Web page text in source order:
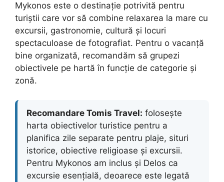
Mykonos este o destinație potrivită pentru
turiștii care vor să combine relaxarea la mare cu
excursii, gastronomie, cultură și locuri
spectaculoase de fotografiat. Pentru o vacanță
bine organizată, recomandăm să grupezi
obiectivele pe hartă în funcție de categorie și
zonă.
Recomandare Tomis Travel: folosește
harta obiectivelor turistice pentru a
planifica zile separate pentru plaje, situri
istorice, obiective religioase și excursii.
Pentru Mykonos am inclus și Delos ca
excursie esențială, deoarece este legată